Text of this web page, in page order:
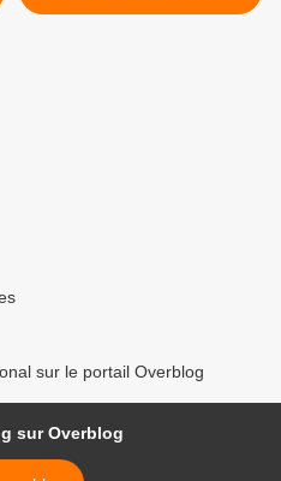
procès... 1ères images >
sur le portail Overblog
sur Overblog